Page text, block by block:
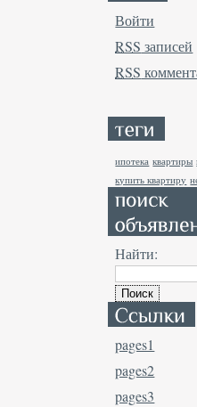
Войти
RSS записей
RSS
ипотека квартиры
купить квартиру
Найти:
pages1
pages2
pages3